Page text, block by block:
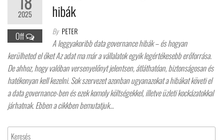
2025
Off
hibák
By PETER
A leggyakoribb data governance hibák – és hogyan
kerülheted el őket Az adat ma már a vállalatok egyik legértékesebb erőforrása.
De ahhoz, hogy valóban versenyelőnyt jelentsen, átláthatóan, biztonságosan és
hatékonyan kell kezelni. Sok szervezet azonban ugyanazokat a hibákat követi el
a data governance-ben és ezek komoly költségekkel, illetve üzleti kockázatokkal
járhatnak. Ebben a cikkben bemutatjuk…